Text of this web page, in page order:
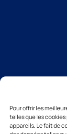
Pour offrir les
telles que les
appareils. Le fait de